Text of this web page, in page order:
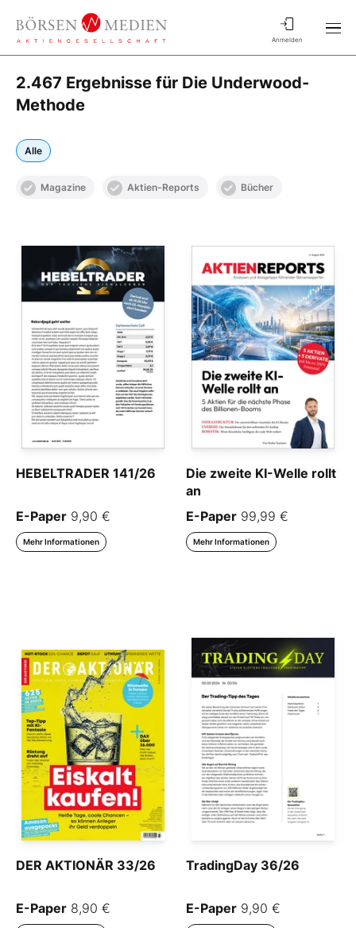
Anmelden
2.467 Ergebnisse für Die Underwood-
Methode
Alle
Magazine Aktien-Reports Bücher
HEBELTRADER 141/26
E-Paper 9,90 €
Mehr Informationen
Die zweite KI-Welle rollt
an
E-Paper 99,99 €
Mehr Informationen
DER AKTIONÄR 33/26
E-Paper 8,90 €
TradingDay 36/26
E-Paper 9,90 €